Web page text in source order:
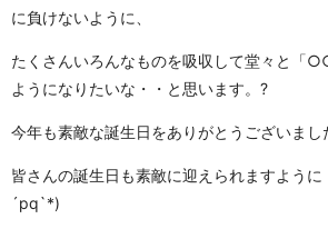
に負けないように、
たくさんいろんなものを吸収して堂々と「
ようになりたいな・・と思います。?
今年も素敵な誕生日をありがとうございまし
皆さんの誕生日も素敵に迎えられますように
´pq`*)